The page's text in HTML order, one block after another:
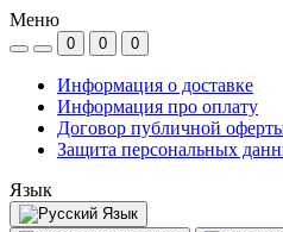
Меню
0 0 0
Информация о доставке
Информация про оплату
Договор публичной
Защита персональных
Язык
Язык